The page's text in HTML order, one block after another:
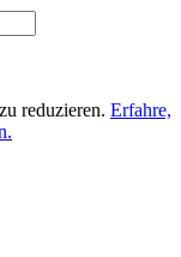
reduzieren. Erfahre,